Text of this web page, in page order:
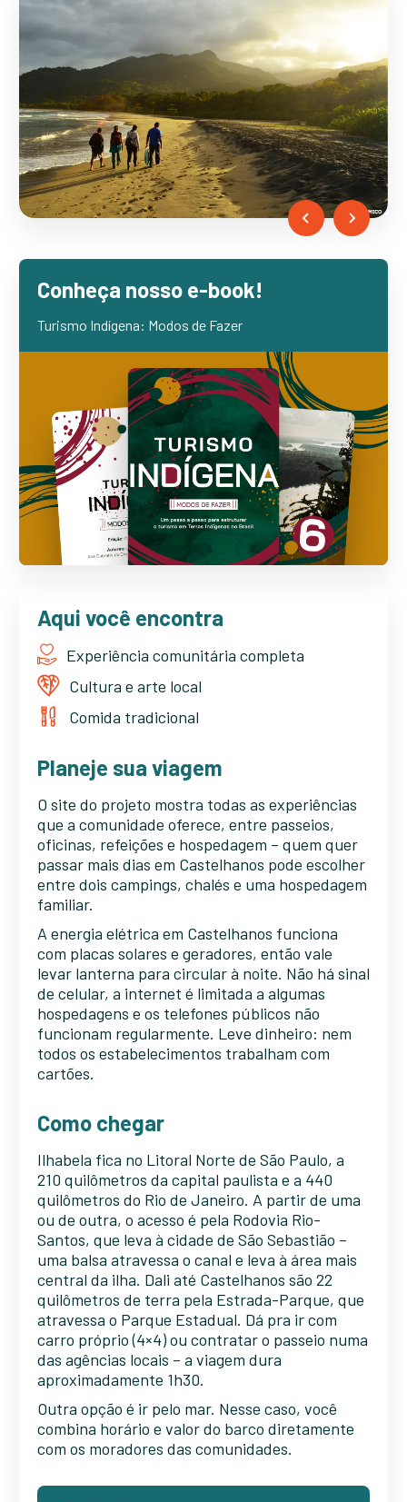
Conheça nosso e-book!
Turismo Indígena: Modos de Fazer
Aqui você encontra
Experiência comunitária completa
Cultura e arte local
Comida tradicional
Planeje sua viagem
O site do projeto mostra todas as experiências
que a comunidade oferece, entre passeios,
oficinas, refeições e hospedagem – quem quer
passar mais dias em Castelhanos pode escolher
entre dois campings, chalés e uma hospedagem
familiar.
A energia elétrica em Castelhanos funciona
com placas solares e geradores, então vale
levar lanterna para circular à noite. Não há sinal
de celular, a internet é limitada a algumas
hospedagens e os telefones públicos não
funcionam regularmente. Leve dinheiro: nem
todos os estabelecimentos trabalham com
cartões.
Como chegar
Ilhabela fica no Litoral Norte de São Paulo, a
210 quilômetros da capital paulista e a 440
quilômetros do Rio de Janeiro. A partir de uma
ou de outra, o acesso é pela Rodovia Rio-
Santos, que leva à cidade de São Sebastião –
uma balsa atravessa o canal e leva à área mais
central da ilha. Dali até Castelhanos são 22
quilômetros de terra pela Estrada-Parque, que
atravessa o Parque Estadual. Dá pra ir com
carro próprio (4×4) ou contratar o passeio numa
das agências locais – a viagem dura
aproximadamente 1h30.
Outra opção é ir pelo mar. Nesse caso, você
combina horário e valor do barco diretamente
com os moradores das comunidades.